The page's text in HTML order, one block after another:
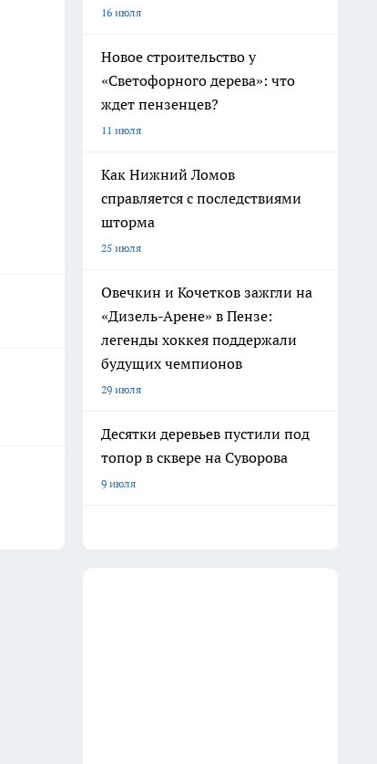
16 июля
Новое строительство у
«Светофорного дерева»: что
ждет пензенцев?
11 июля
Как Нижний Ломов
справляется с последствиями
шторма
25 июля
Овечкин и Кочетков зажгли на
«Дизель-Арене» в Пензе:
легенды хоккея поддержали
будущих чемпионов
29 июля
Десятки деревьев пустили под
топор в сквере на Суворова
9 июля